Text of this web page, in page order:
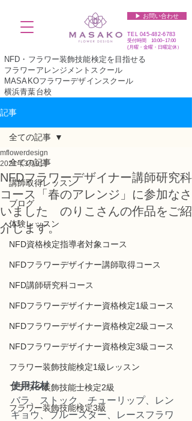
▶︎ お問い合わせ
TEL045-482-6783
受付時間 10:00~17:00​​​
(​月曜・金曜・日曜定休）
NFD・フラワー装飾技能検定を目指せる
フラワーアレンジメントスクール
MASAKOフラワーデザインスクール
横浜青葉台校
記事
全ての記事
講師取得レッスン
ブログ
体験レッスン
NFD資格検定指導者対象コース
NFDフラワーデザイナー講師取得コース
NFD講師研究科コース
NFDフラワーデザイナー資格検定1級コース
NFDフラワーデザイナー資格検定2級コース
NFDフラワーデザイナー資格検定3級コース
フラワー装飾技能検定1級レッスン
フラワー装飾技能士検定2級
フラワー装飾技能検定3級
全ての記事
NFDフラワーデザイナー講師研究科
コース「春のアレンジ」に参加なさ
いました のりこさんの作品をご紹
介します。
mflowerdesign
2021年3月9日
使用花材
バラ、ストック、チューリップ、レン
ギョウ、ブルースター、レースフラワ